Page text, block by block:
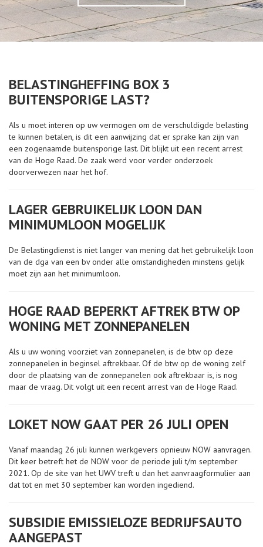
BELASTINGHEFFING BOX 3
BUITENSPORIGE LAST?
Als u moet interen op uw vermogen om de verschuldigde belasting
te kunnen betalen, is dit een aanwijzing dat er sprake kan zijn van
een zogenaamde buitensporige last. Dit blijkt uit een recent arrest
van de Hoge Raad. De zaak werd voor verder onderzoek
doorverwezen naar het hof.
LAGER GEBRUIKELIJK LOON DAN
MINIMUMLOON MOGELIJK
De Belastingdienst is niet langer van mening dat het gebruikelijk loon
van de dga van een bv onder alle omstandigheden minstens gelijk
moet zijn aan het minimumloon.
HOGE RAAD BEPERKT AFTREK BTW OP
WONING MET ZONNEPANELEN
Als u uw woning voorziet van zonnepanelen, is de btw op deze
zonnepanelen in beginsel aftrekbaar. Of de btw op de woning zelf
door de plaatsing van de zonnepanelen ook aftrekbaar is, is nog
maar de vraag. Dit volgt uit een recent arrest van de Hoge Raad.
LOKET NOW GAAT PER 26 JULI OPEN
Vanaf maandag 26 juli kunnen werkgevers opnieuw NOW aanvragen.
Dit keer betreft het de NOW voor de periode juli t/m september
2021. Op de site van het UWV treft u dan het aanvraagformulier aan
dat tot en met 30 september kan worden ingediend.
SUBSIDIE EMISSIELOZE BEDRIJFSAUTO
AANGEPAST